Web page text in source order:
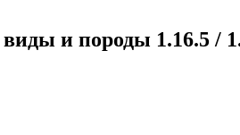
и породы 1.16.5 /